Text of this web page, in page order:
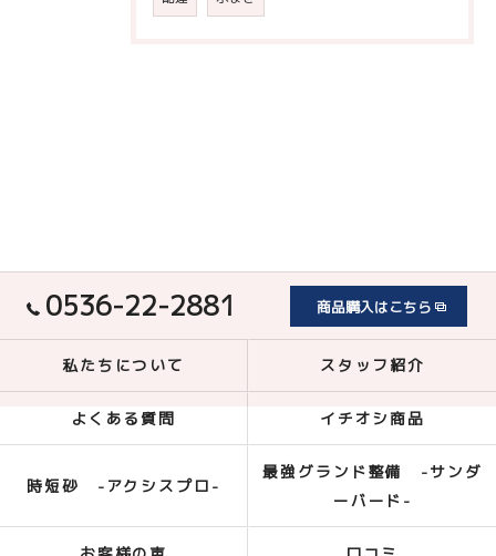
0536-22-2881 商品購入はこちら
私たちについて スタッフ紹介
よくある質問 イチオシ商品
時短砂 -アクシスプロ-
最強グランド整備 -サンダ
ーバード-